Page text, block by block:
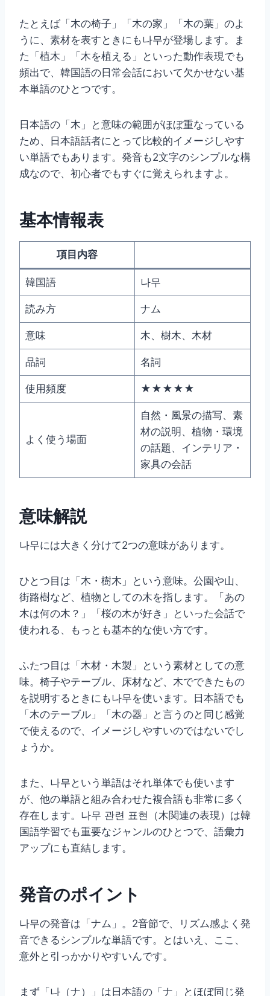
たとえば「木の椅子」「木の家」「木の葉」のよ
うに、素材を表すときにも나무が登場します。ま
た「植木」「木を植える」といった動作表現でも
頻出で、韓国語の日常会話において欠かせない基
本単語のひとつです。
日本語の「木」と意味の範囲がほぼ重なっている
ため、日本語話者にとって比較的イメージしやす
い単語でもあります。発音も2文字のシンプルな構
成なので、初心者でもすぐに覚えられますよ。
基本情報表
項目内容
韓国語 나무
読み方 ナム
意味 木、樹木、木材
品詞 名詞
使用頻度 ★★★★★
よく使う場面
自然・風景の描写、素
材の説明、植物・環境
の話題、インテリア・
家具の会話
意味解説
나무には大きく分けて2つの意味があります。
ひとつ目は「木・樹木」という意味。公園や山、
街路樹など、植物としての木を指します。「あの
木は何の木？」「桜の木が好き」といった会話で
使われる、もっとも基本的な使い方です。
ふたつ目は「木材・木製」という素材としての意
味。椅子やテーブル、床材など、木でできたもの
を説明するときにも나무を使います。日本語でも
「木のテーブル」「木の器」と言うのと同じ感覚
で使えるので、イメージしやすいのではないでし
ょうか。
また、나무という単語はそれ単体でも使います
が、他の単語と組み合わせた複合語も非常に多く
存在します。나무 관련 표현（木関連の表現）は韓
国語学習でも重要なジャンルのひとつで、語彙力
アップにも直結します。
発音のポイント
나무の発音は「ナム」。2音節で、リズム感よく発
音できるシンプルな単語です。とはいえ、ここ、
意外と引っかかりやすいんです。
まず「나（ナ）」は日本語の「ナ」とほぼ同じ発